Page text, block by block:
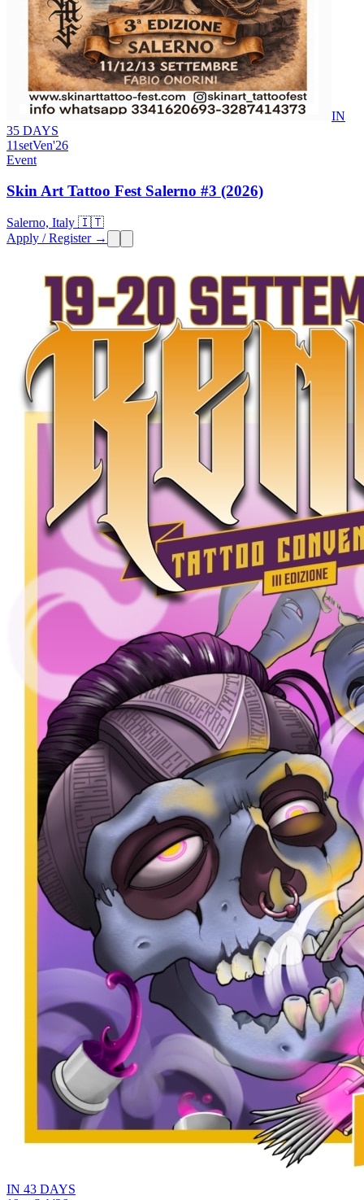
IN
35 DAYS
11setVen'26
Event
Skin Art Tattoo Fest Salerno #3 (2026)
Salerno, Italy 🇮🇹
Apply / Register →
IN 43 DAYS